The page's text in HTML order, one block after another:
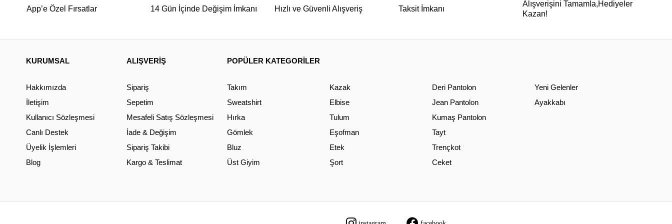
App’e Özel Fırsatlar 14 Gün İçinde Değişim İmkanı Hızlı ve Güvenli Alışveriş Taksit İmkanı
Alışverişini Tamamla,Hediyeler
Kazan!
KURUMSAL
Hakkımızda
İletişim
Kullanıcı Sözleşmesi
Canlı Destek
Üyelik İşlemleri
Blog
ALIŞVERİŞ
Sipariş
Sepetim
Mesafeli Satış Sözleşmesi
İade & Değişim
Sipariş Takibi
Kargo & Teslimat
POPÜLER KATEGORİLER
Takım
Sweatshirt
Hırka
Gömlek
Bluz
Üst Giyim
Kazak
Elbise
Tulum
Eşofman
Etek
Şort
Deri Pantolon
Jean Pantolon
Kumaş Pantolon
Tayt
Trençkot
Ceket
Yeni Gelenler
Ayakkabı